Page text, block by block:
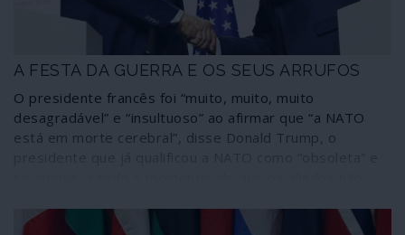
A FESTA DA GUERRA E OS SEUS ARRUFOS
O presidente francês foi “muito, muito, muito
desagradável” e “insultuoso” ao afirmar que “a NATO
está em morte cerebral”, disse Donald Trump, o
aliança guerreira em Londres prometem.